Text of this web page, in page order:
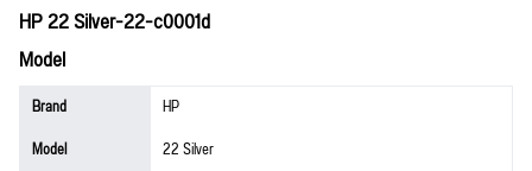
HP 22 Silver-22-c0001d
Model
Brand
HP
Model
22 Silver